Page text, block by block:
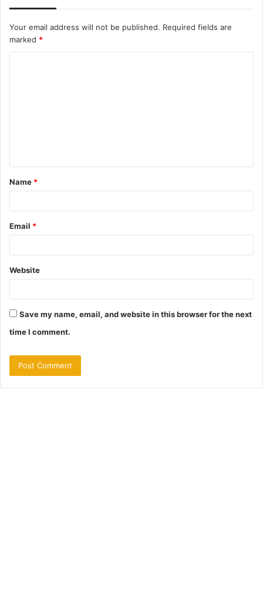
Your email address will not be published. Required fields are
marked *
t
*
Name *
Email *
Website
Save my name, email, and website in this browser for the next
time I comment.